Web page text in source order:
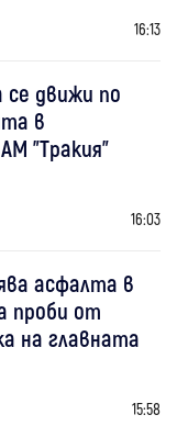
16:13
се движи по
в
"Тракия"
16:03
асфалта в
проби от
на главната
15:58